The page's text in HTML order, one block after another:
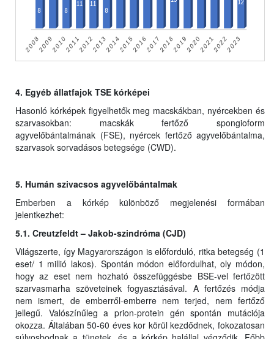
4. Egyéb állatfajok TSE kórképei
Hasonló kórképek figyelhetők meg macskákban, nyércekben és
szarvasokban: macskák fertőző spongioform
agyvelőbántalmának (FSE), nyércek fertőző agyvelőbántalma,
szarvasok sorvadásos betegsége (CWD).
5. Humán szivacsos agyvelőbántalmak
Emberben a kórkép különböző megjelenési formában
jelentkezhet:
5.1. Creutzfeldt – Jakob-szindróma (CJD)
Világszerte, így Magyarországon is előforduló, ritka betegség (1
eset/ 1 millió lakos). Spontán módon előfordulhat, oly módon,
hogy az eset nem hozható összefüggésbe BSE-vel fertőzött
szarvasmarha szöveteinek fogyasztásával. A fertőzés módja
nem ismert, de emberről-emberre nem terjed, nem fertőző
jellegű. Valószínűleg a prion-protein gén spontán mutációja
okozza. Általában 50-60 éves kor körül kezdődnek, fokozatosan